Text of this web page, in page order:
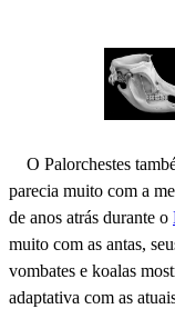
O Palorchestes
parecia muito com a
de anos atrás durante o
muito com as antas,
vombates e koalas
adaptativa com as